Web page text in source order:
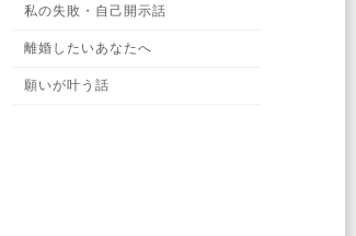
私の失敗・自己開示話
離婚したいあなたへ
願いが叶う話